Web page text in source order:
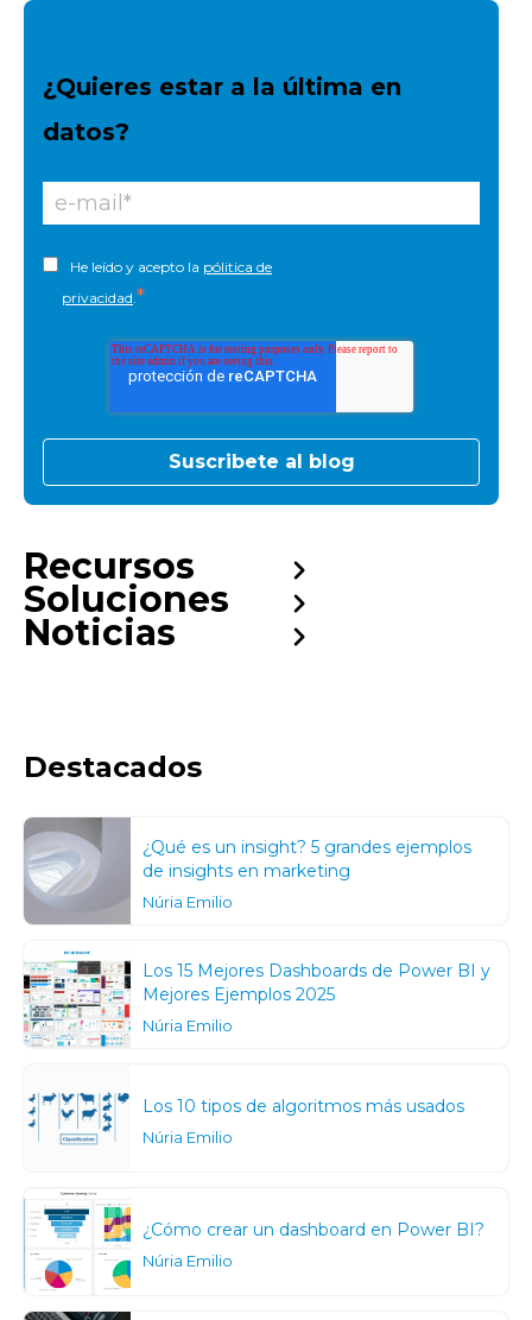
¿Quieres estar a la última en
datos?
He leído y acepto la pólitica de
privacidad.*
Recursos
Soluciones
Noticias
Destacados
¿Qué es un insight? 5 grandes ejemplos
de insights en marketing
Núria Emilio
Los 15 Mejores Dashboards de Power BI y
Mejores Ejemplos 2025
Núria Emilio
Los 10 tipos de algoritmos más usados
Núria Emilio
¿Cómo crear un dashboard en Power BI?
Núria Emilio